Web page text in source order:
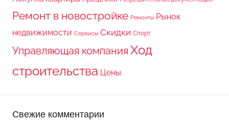
Ремонт в новостройке Ремонты Рынок
недвижимости Сервисы Скидки Спорт
Управляющая компания Ход
строительства Цены
Свежие комментарии